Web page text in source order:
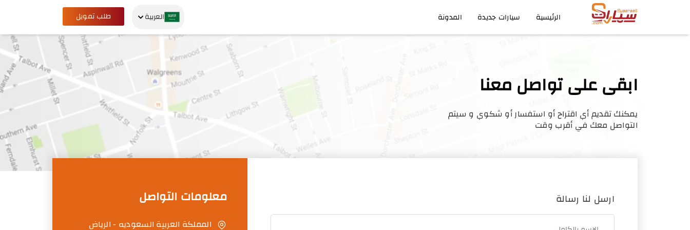
الرئيسية سيارات جديدة المدونة العربية طلب تمويل
ابقى على تواصل معنا
يمكنك تقديم أي اقتراح أو استفسار أو شكوي و سيتم
التواصل معك في أقرب وقت
ارسل لنا رسالة معلومات التواصل
المملكة العربية السعوديه - الرياض